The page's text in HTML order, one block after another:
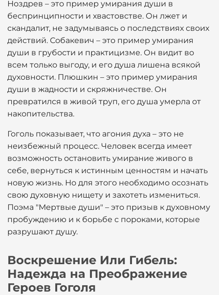
Ноздрев – это пример умирания души в
беспринципности и хвастовстве. Он лжет и
скандалит, не задумываясь о последствиях своих
действий. Собакевич – это пример умирания
души в грубости и практицизме. Он видит во
всем только выгоду, и его душа лишена всякой
духовности. Плюшкин – это пример умирания
души в жадности и скряжничестве. Он
превратился в живой труп, его душа умерла от
накопительства.
Гоголь показывает, что агония духа – это не
неизбежный процесс. Человек всегда имеет
возможность остановить умирание живого в
себе, вернуться к истинным ценностям и начать
новую жизнь. Но для этого необходимо осознать
свою духовную нищету и захотеть измениться.
Поэма "Мертвые души" – это призыв к духовному
пробуждению и к борьбе с пороками, которые
разрушают душу.
Воскрешение Или Гибель:
Надежда на Преображение
Героев Гоголя